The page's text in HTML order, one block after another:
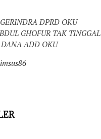
DPRD OKU
GHOFUR TAK TINGGAL
ADD OKU